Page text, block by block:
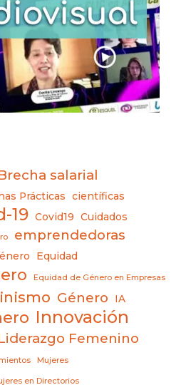
salarial
Prácticas científicas
19 Covid19
Cuidados
emprendedoras
Equidad
Equidad de Género en Empresas
Género IA
Innovación
Femenino
Mujeres
en Directorios